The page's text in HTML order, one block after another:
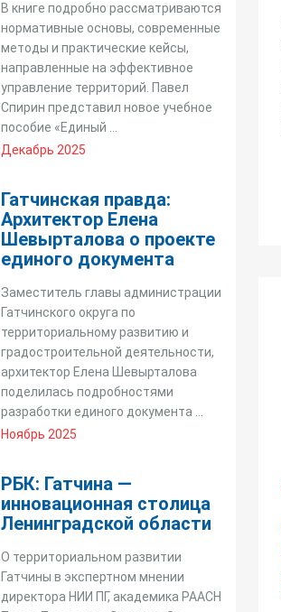
В книге подробно рассматриваются
нормативные основы, современные
методы и практические кейсы,
направленные на эффективное
управление территорий. Павел
Спирин представил новое учебное
пособие «Единый ...
Декабрь 2025
Гатчинская правда:
Архитектор Елена
Шевырталова о проекте
единого документа
Заместитель главы администрации
Гатчинского округа по
территориальному развитию и
градостроительной деятельности,
архитектор Елена Шевырталова
поделилась подробностями
разработки единого документа ...
Ноябрь 2025
РБК: Гатчина —
инновационная столица
Ленинградской области
О территориальном развитии
Гатчины в экспертном мнении
директора НИИ ПГ, академика РААСН